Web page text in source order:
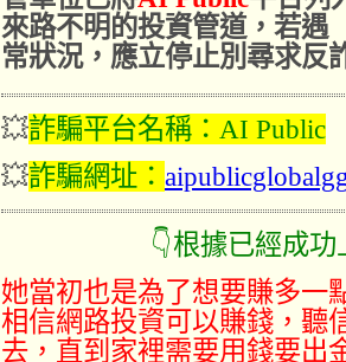
來路不明的投資管道，若遇
常狀況，應立停止別尋求反
💥詐騙平台名稱： AI Public
💥詐騙網址 ：
👇根據已經成功上岸
她當初也是為了想要賺多一
相信網路投資可以賺錢，聽
去，直到家裡需要用錢要出